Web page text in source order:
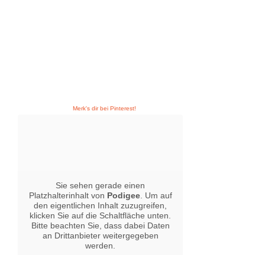
Merk's dir bei Pinterest!
Sie sehen gerade einen
Platzhalterinhalt von Podigee. Um auf
den eigentlichen Inhalt zuzugreifen,
klicken Sie auf die Schaltfläche unten.
Bitte beachten Sie, dass dabei Daten
an Drittanbieter weitergegeben
werden.